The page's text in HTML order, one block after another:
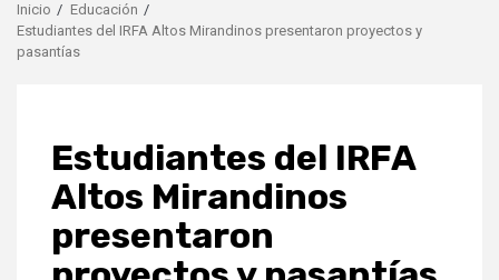
Inicio
Educación
Estudiantes del IRFA Altos Mirandinos presentaron proyectos y
pasantías
Estudiantes del IRFA
Altos Mirandinos
presentaron